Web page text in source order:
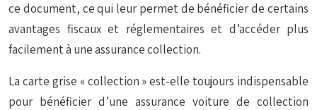
ce document, ce qui leur permet de bénéficier de certains
avantages fiscaux et réglementaires et d’accéder plus
facilement à une assurance collection.
La carte grise « collection » est-elle toujours indispensable
pour bénéficier d’une assurance voiture de collection